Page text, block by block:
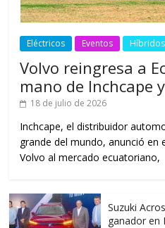
Eléctricos Eventos Híbridos
Volvo reingresa a
mano de Inchcape
18 de julio de 2026
Inchcape, el distribuidor
grande del mundo, anunció en
Volvo al mercado ecuatoriano,
Suzuki
ganador en